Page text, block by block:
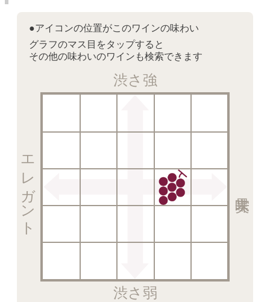
●アイコンの位置がこのワインの味わい
グラフのマス目をタップすると
その他の味わいのワインも検索できます
渋さ強
渋さ弱
エレガント